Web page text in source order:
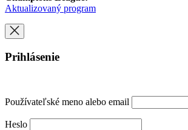
Aktualizovaný program
Prihlásenie
Používateľské meno alebo email
Heslo